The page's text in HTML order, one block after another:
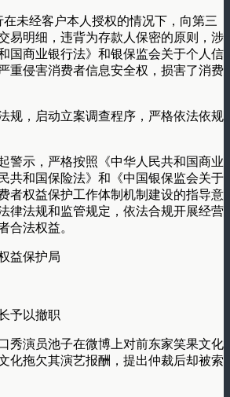
在未经客户本人授权的情况下，向第三
易明细，违背为存款人保密的原则，涉
国商业银行法》和银保监会关于个人信
重侵害消费者信息安全权，损害了消费
规，启动立案调查程序，严格依法依规
警示，严格按照《中华人民共和国商业
共和国保险法》和《中国银保监会关于
者权益保护工作体制机制建设的指导意
律法规和监管规定，依法合规开展经营
合法权益。
益保护局
予以撤职
秀演员池子在微博上对前东家笑果文化
化拖欠其演艺报酬，提出仲裁后却被索